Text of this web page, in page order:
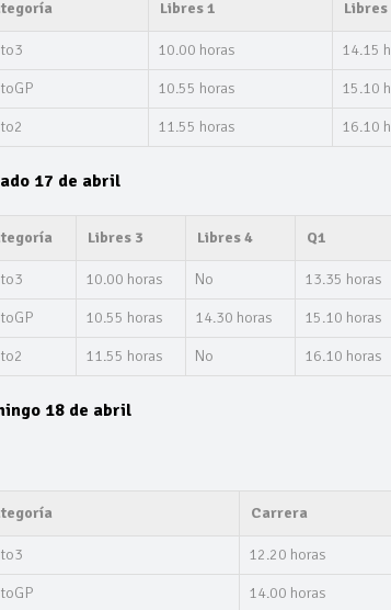
Libres 1 Libres
10.00 horas 14.15
10.55 horas 15.10
11.55 horas 16.10
17 de abril
Libres 3 Libres 4 Q1
10.00 horas No 13.35 horas
10.55 horas 14.30 horas 15.10 horas
11.55 horas No 16.10 horas
18 de abril
Carrera
12.20 horas
14.00 horas